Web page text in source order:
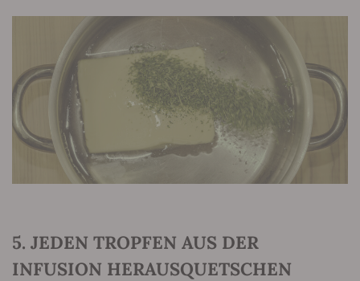
5. JEDEN TROPFEN AUS DER
INFUSION HERAUSQUETSCHEN